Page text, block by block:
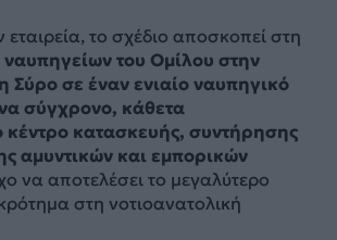
το σχέδιο αποσκοπεί στη
του Ομίλου στην
Σύρο σε έναν ενιαίο ναυπηγικό
σύγχρονο, κάθετα
κατασκευής, συντήρησης
αμυντικών και εμπορικών
να αποτελέσει το μεγαλύτερο
στη νοτιοανατολική